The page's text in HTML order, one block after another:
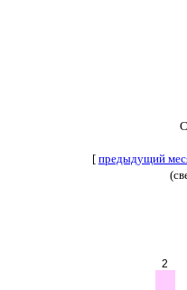
[ предыдущий
2